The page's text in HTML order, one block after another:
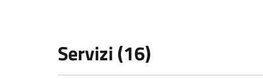
Servizi (16)